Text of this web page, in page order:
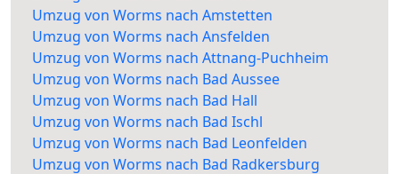
Umzug von Worms nach Amstetten
Umzug von Worms nach Ansfelden
Umzug von Worms nach Attnang-Puchheim
Umzug von Worms nach Bad Aussee
Umzug von Worms nach Bad Hall
Umzug von Worms nach Bad Ischl
Umzug von Worms nach Bad Leonfelden
Umzug von Worms nach Bad Radkersburg